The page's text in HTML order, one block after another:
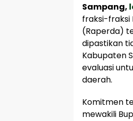
Sampang,
fraksi-fraksi
(Raperda)
dipastikan
Kabupaten
evaluasi
daerah.
Komitmen
mewakili